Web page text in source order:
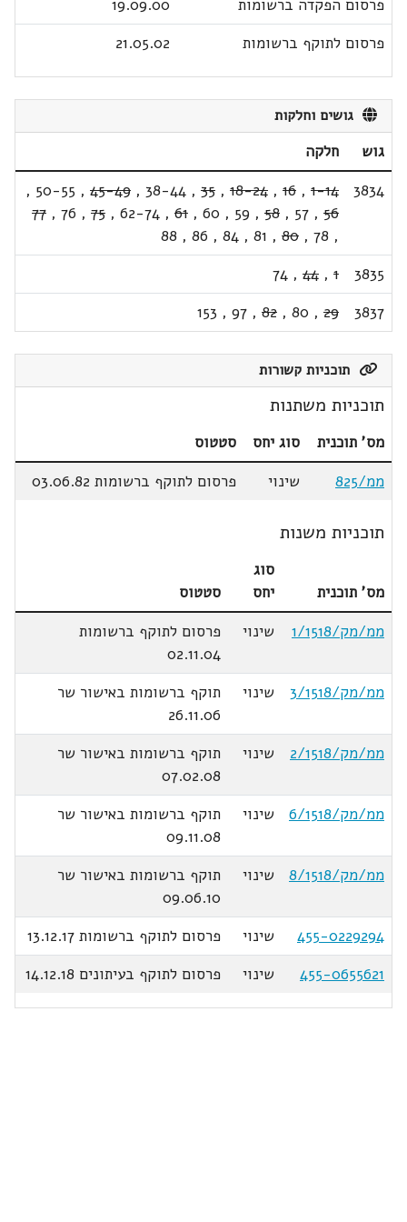
פרסום הפקדה ברשומות
19.09.00
פרסום לתוקף ברשומות
21.05.02
גושים וחלקות
גוש
חלקה
3834
1-14
,
16
,
18-24
,
35
,
38-44
,
45-49
,
50-55
,
56
,
57
,
58
,
59
,
60
,
61
,
62-74
,
75
,
76
,
77
,
78
,
80
,
81
,
84
,
86
,
88
3835
1
,
44
,
74
3837
29
,
80
,
82
,
97
,
153
תוכניות קשורות
תוכניות משתנות
מס' תוכנית סוג יחס
סטטוס
ממ/825
שינוי פרסום לתוקף ברשומות 03.06.82
תוכניות משנות
מס' תוכנית
סוג
יחס
סטטוס
ממ/מק/1/1518
שינוי
פרסום לתוקף ברשומות
02.11.04
ממ/מק/3/1518
שינוי
תוקף ברשומות באישור שר
26.11.06
ממ/מק/2/1518
שינוי
תוקף ברשומות באישור שר
07.02.08
ממ/מק/6/1518
שינוי
תוקף ברשומות באישור שר
09.11.08
ממ/מק/8/1518
שינוי
תוקף ברשומות באישור שר
09.06.10
455-0229294
שינוי
פרסום לתוקף ברשומות 13.12.17
455-0655621
שינוי פרסום לתוקף בעיתונים 14.12.18